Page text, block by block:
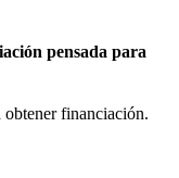
pensada para
obtener financiación.